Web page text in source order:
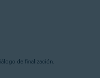
de finalización.